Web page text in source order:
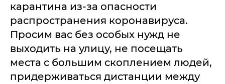
карантина из-за опасности
распространения коронавируса.
Просим вас без особых нужд не
выходить на улицу, не посещать
места с большим скоплением людей,
придерживаться дистанции между